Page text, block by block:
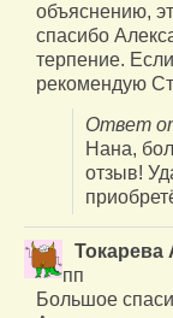
объяснению,
спасибо
терпение.
рекомендую
Ответ
Нана,
отзыв!
Токарева
пп
Большое